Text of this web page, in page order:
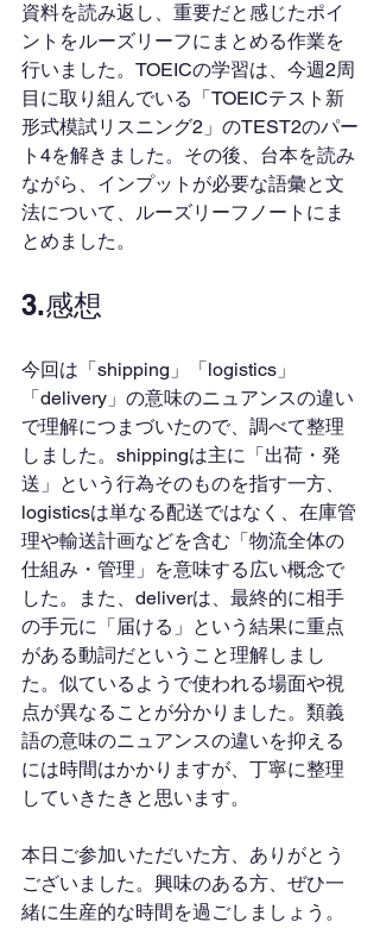
資料を読み返し、重要だと感じたポイ
ントをルーズリーフにまとめる作業を
行いました。TOEICの学習は、今週2周
目に取り組んでいる「TOEICテスト新
形式模試リスニング2」のTEST2のパー
ト4を解きました。その後、台本を読み
ながら、インプットが必要な語彙と文
法について、ルーズリーフノートにま
とめました。
3.感想
今回は「shipping」「logistics」
「delivery」の意味のニュアンスの違い
で理解につまづいたので、調べて整理
しました。shippingは主に「出荷・発
送」という行為そのものを指す一方、
logisticsは単なる配送ではなく、在庫管
理や輸送計画などを含む「物流全体の
仕組み・管理」を意味する広い概念で
した。また、deliverは、最終的に相手
の手元に「届ける」という結果に重点
がある動詞だということ理解しまし
た。似ているようで使われる場面や視
点が異なることが分かりました。類義
語の意味のニュアンスの違いを抑える
には時間はかかりますが、丁寧に整理
していきたきと思います。
本日ご参加いただいた方、ありがとう
ございました。興味のある方、ぜひ一
緒に生産的な時間を過ごしましょう。